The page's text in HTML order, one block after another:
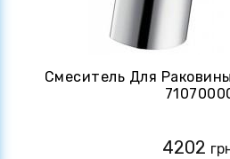
Смеситель Для
4202